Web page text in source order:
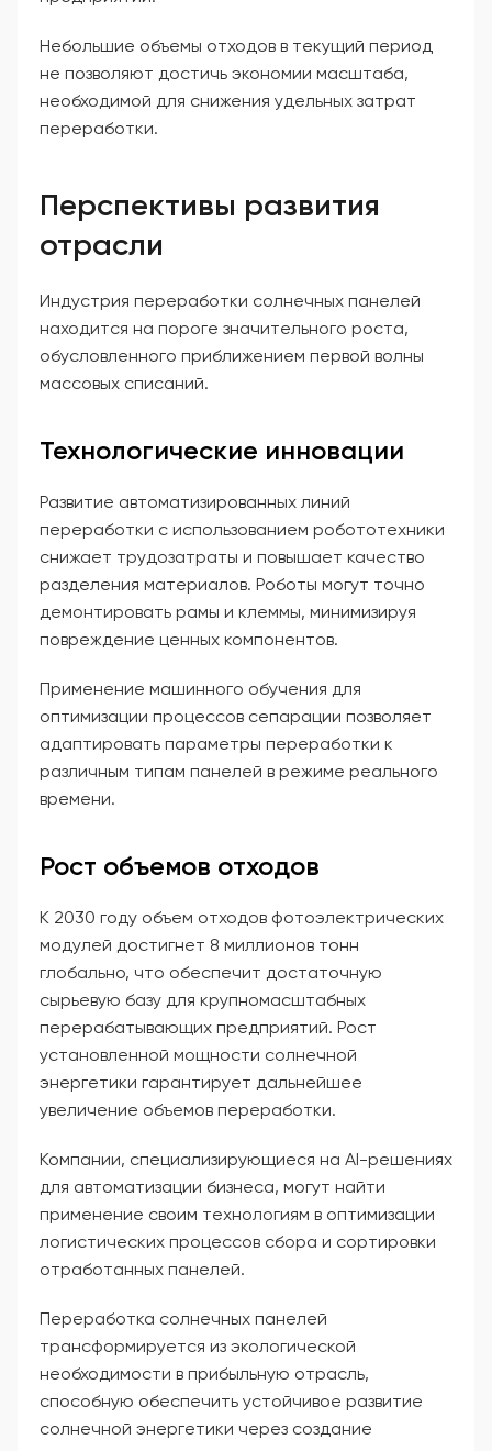
Небольшие объемы отходов в текущий период
не позволяют достичь экономии масштаба,
необходимой для снижения удельных затрат
переработки.
Перспективы развития
отрасли
Индустрия переработки солнечных панелей
находится на пороге значительного роста,
обусловленного приближением первой волны
массовых списаний.
Технологические инновации
Развитие автоматизированных линий
переработки с использованием робототехники
снижает трудозатраты и повышает качество
разделения материалов. Роботы могут точно
демонтировать рамы и клеммы, минимизируя
повреждение ценных компонентов.
Применение машинного обучения для
оптимизации процессов сепарации позволяет
адаптировать параметры переработки к
различным типам панелей в режиме реального
времени.
Рост объемов отходов
К 2030 году объем отходов фотоэлектрических
модулей достигнет 8 миллионов тонн
глобально, что обеспечит достаточную
сырьевую базу для крупномасштабных
перерабатывающих предприятий. Рост
установленной мощности солнечной
энергетики гарантирует дальнейшее
увеличение объемов переработки.
Компании, специализирующиеся на AI-решениях
для автоматизации бизнеса, могут найти
применение своим технологиям в оптимизации
логистических процессов сбора и сортировки
отработанных панелей.
Переработка солнечных панелей
трансформируется из экологической
необходимости в прибыльную отрасль,
способную обеспечить устойчивое развитие
солнечной энергетики через создание